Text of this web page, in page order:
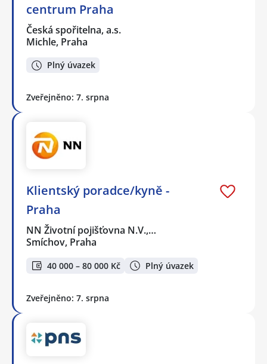
centrum Praha
Česká spořitelna, a.s.
Michle, Praha
Plný úvazek
Zveřejněno: 7. srpna
Klientský poradce/kyně -
Praha
NN Životní pojišťovna N.V.,…
Smíchov, Praha
40 000 – 80 000 Kč Plný úvazek
Zveřejněno: 7. srpna